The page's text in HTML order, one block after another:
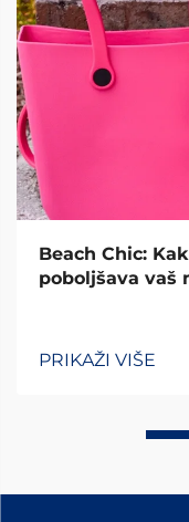
Beach Chic:
poboljšava vaš
PRIKAŽI VIŠE